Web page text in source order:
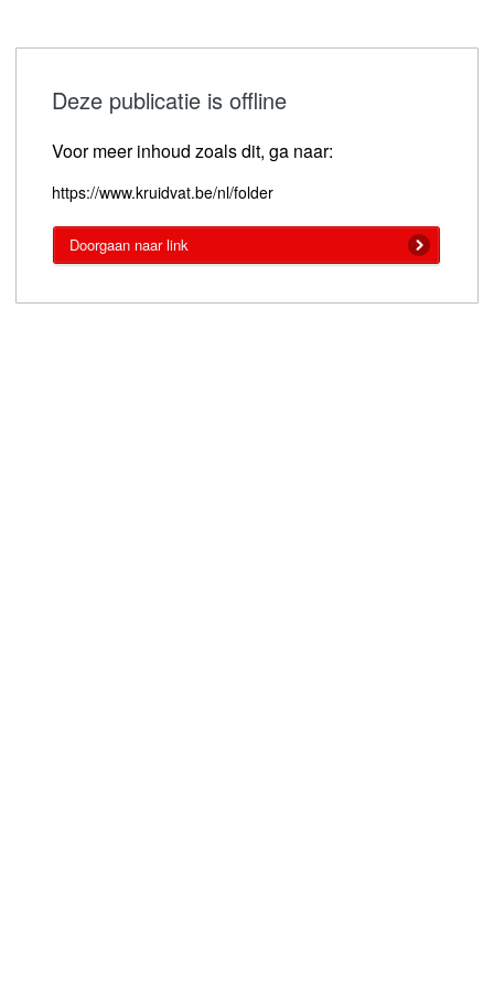
Deze publicatie is offline
Voor meer inhoud zoals dit, ga naar:
https://www.kruidvat.be/nl/folder
Doorgaan naar link